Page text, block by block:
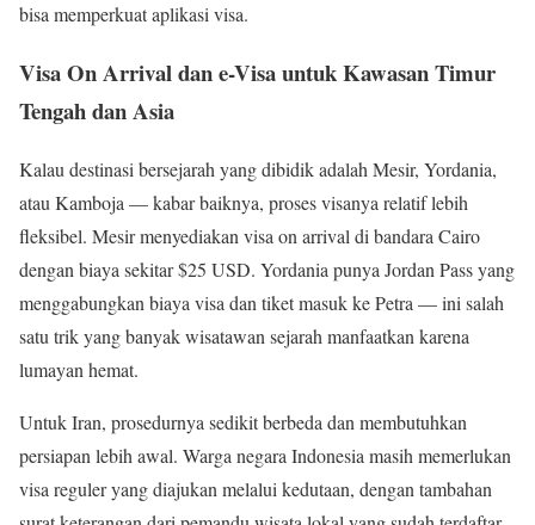
bisa memperkuat aplikasi visa.
Visa On Arrival dan e-Visa untuk Kawasan Timur
Tengah dan Asia
Kalau destinasi bersejarah yang dibidik adalah Mesir, Yordania,
atau Kamboja — kabar baiknya, proses visanya relatif lebih
fleksibel. Mesir menyediakan visa on arrival di bandara Cairo
dengan biaya sekitar $25 USD. Yordania punya Jordan Pass yang
menggabungkan biaya visa dan tiket masuk ke Petra — ini salah
satu trik yang banyak wisatawan sejarah manfaatkan karena
lumayan hemat.
Untuk Iran, prosedurnya sedikit berbeda dan membutuhkan
persiapan lebih awal. Warga negara Indonesia masih memerlukan
visa reguler yang diajukan melalui kedutaan, dengan tambahan